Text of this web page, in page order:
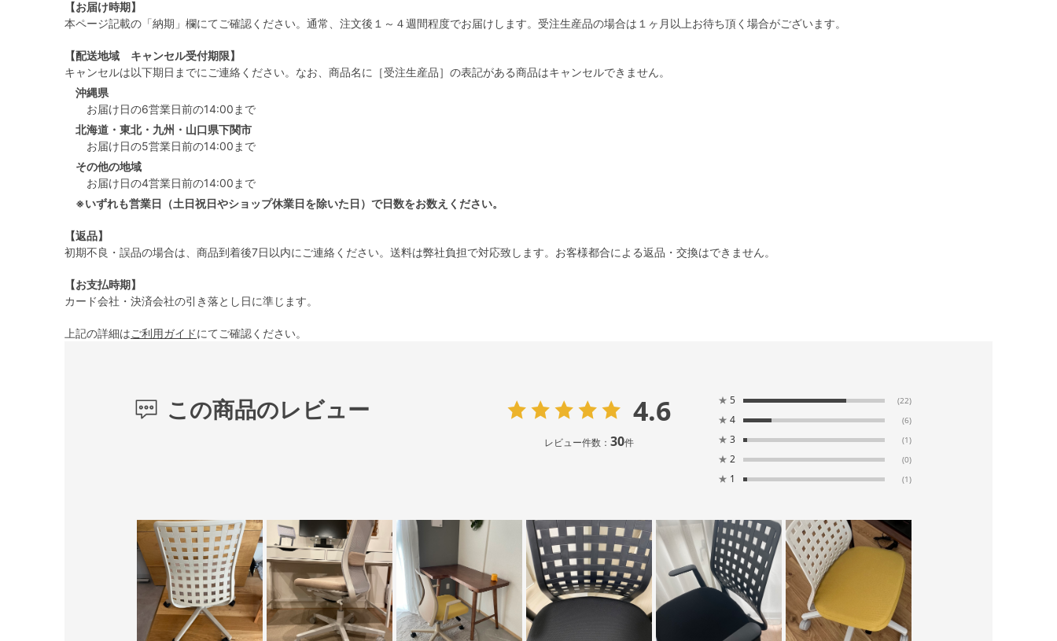
【お届け時期】
本ページ記載の「納期」欄にてご確認ください。通常、注文後１～４週間程度でお届けします。受注生産品の場合は１ヶ月以上お待ち頂く場合がございます。
【配送地域 キャンセル受付期限】
キャンセルは以下期日までにご連絡ください。なお、商品名に［受注生産品］の表記がある商品はキャンセルできません。
沖縄県
お届け日の6営業日前の14:00まで
北海道・東北・九州・山口県下関市
お届け日の5営業日前の14:00まで
その他の地域
お届け日の4営業日前の14:00まで
※いずれも営業日（土日祝日やショップ休業日を除いた日）で日数をお数えください。
【返品】
初期不良・誤品の場合は、商品到着後7日以内にご連絡ください。送料は弊社負担で対応致します。お客様都合による返品・交換はできません。
【お支払時期】
カード会社・決済会社の引き落とし日に準じます。
上記の詳細はご利用ガイドにてご確認ください。
この商品のレビュー 4.6
レビュー件数： 30件
★ 5 (22)
★ 4 (6)
★ 3 (1)
★ 2 (0)
★ 1 (1)